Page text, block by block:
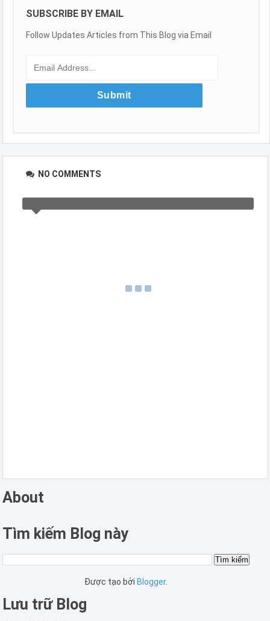
SUBSCRIBE BY EMAIL
Follow Updates Articles from This Blog via Email
NO COMMENTS
About
Tìm kiếm Blog này
Được tạo bởi Blogger.
Lưu trữ Blog